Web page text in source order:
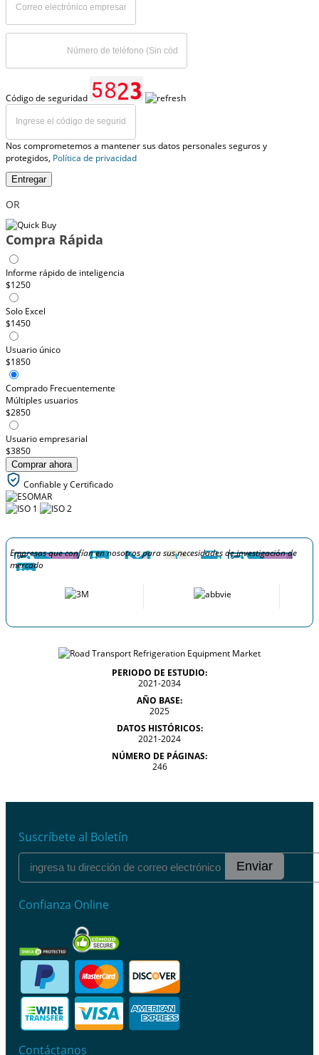
Código de seguridad
Nos comprometemos a mantener sus datos personales seguros y
protegidos, Política de privacidad
Entregar
OR
Compra Rápida
Informe rápido de inteligencia
$1250
Solo Excel
$1450
Usuario único
$1850
Comprado Frecuentemente
Múltiples usuarios
$2850
Usuario empresarial
$3850
Comprar ahora
Confiable y Certificado
Empresas que confían en nosotros para sus necesidades de investigación de
mercado
PERIODO DE ESTUDIO:
2021-2034
AÑO BASE:
2025
DATOS HISTÓRICOS:
2021-2024
NÚMERO DE PÁGINAS:
246
Suscríbete al Boletín
Enviar
Confianza Online
Contáctanos